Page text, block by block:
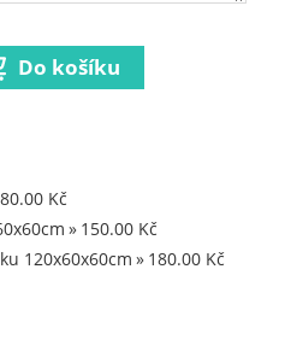
Kč
150.00 Kč
120x60x60cm
180.00 Kč